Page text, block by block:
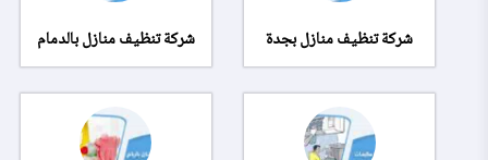
شركة تنظيف منازل بجدة شركة تنظيف منازل بالدمام